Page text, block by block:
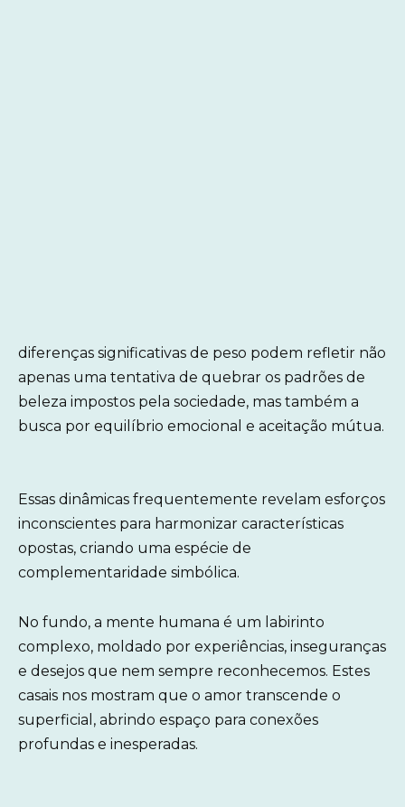
diferenças significativas de peso podem refletir não
apenas uma tentativa de quebrar os padrões de
beleza impostos pela sociedade, mas também a
busca por equilíbrio emocional e aceitação mútua.
Essas dinâmicas frequentemente revelam esforços
inconscientes para harmonizar características
opostas, criando uma espécie de
complementaridade simbólica.
No fundo, a mente humana é um labirinto
complexo, moldado por experiências, inseguranças
e desejos que nem sempre reconhecemos. Estes
casais nos mostram que o amor transcende o
superficial, abrindo espaço para conexões
profundas e inesperadas.